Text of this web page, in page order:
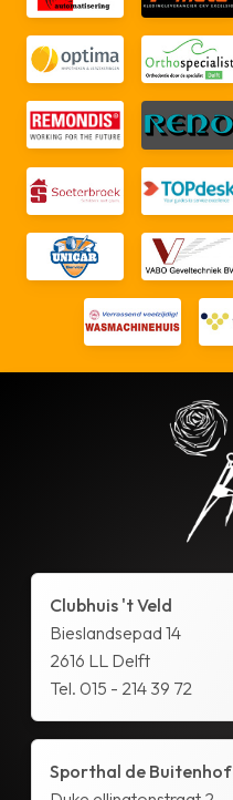
Clubhuis 't Veld
Bieslandsepad 14
2616 LL Delft
Tel. 015 - 214 39 72
Sporthal de Buitenhof